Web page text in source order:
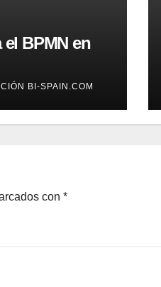
BPMN en
BI-SPAIN.COM
con *